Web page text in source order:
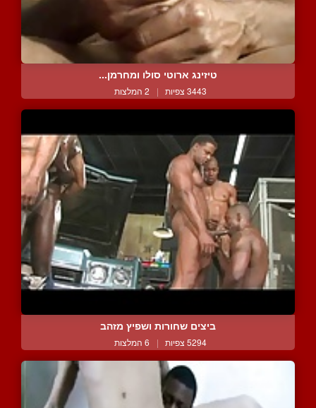
טיזינג ארוטי סולו ומחרמן...
3443 צפיות | 2 המלצות
ביצים שחורות ושפיץ מזהב
5294 צפיות | 6 המלצות